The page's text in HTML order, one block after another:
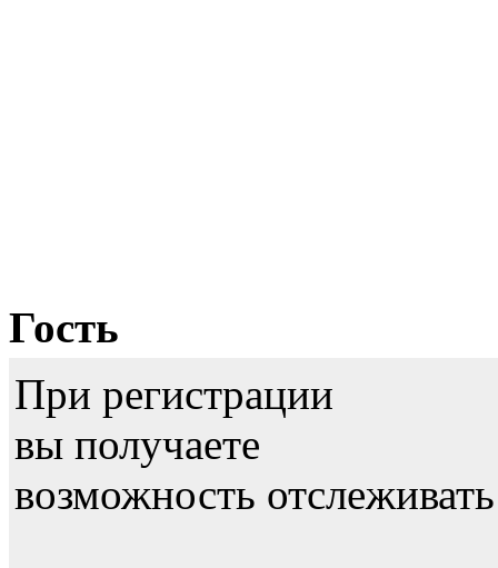
Гость
При регистрации
вы получаете
возможность